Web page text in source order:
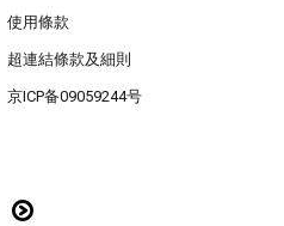
使用條款
超連結條款及細則
京ICP备09059244号